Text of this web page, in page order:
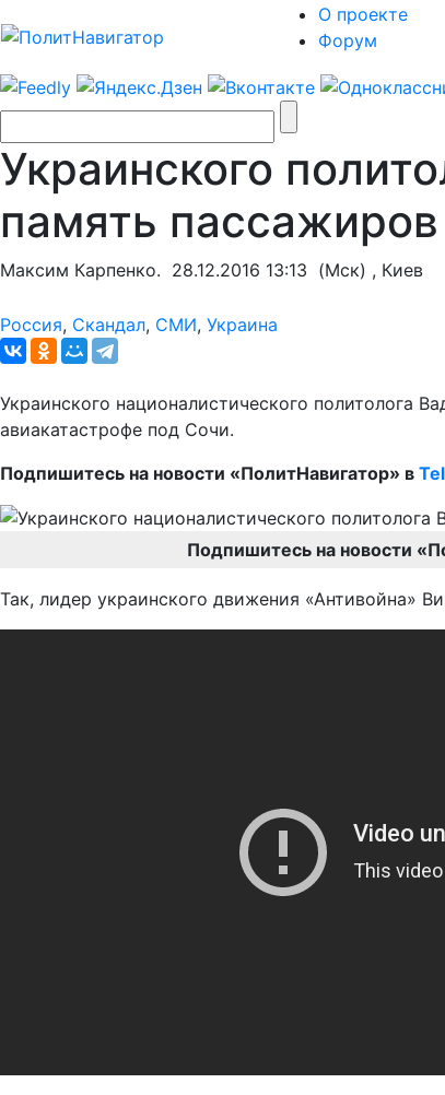
О проекте
Форум
Украинского
память
Максим Карпенко. 28.12.2016 13:13 (Мск) , Киев
Россия, Скандал, СМИ, Украина
Украинского националистического политолога
авиакатастрофе под Сочи.
Подпишитесь на новости «ПолитНавигатор» в
Подпишитесь на новости
Так, лидер украинского движения «Антивойна»